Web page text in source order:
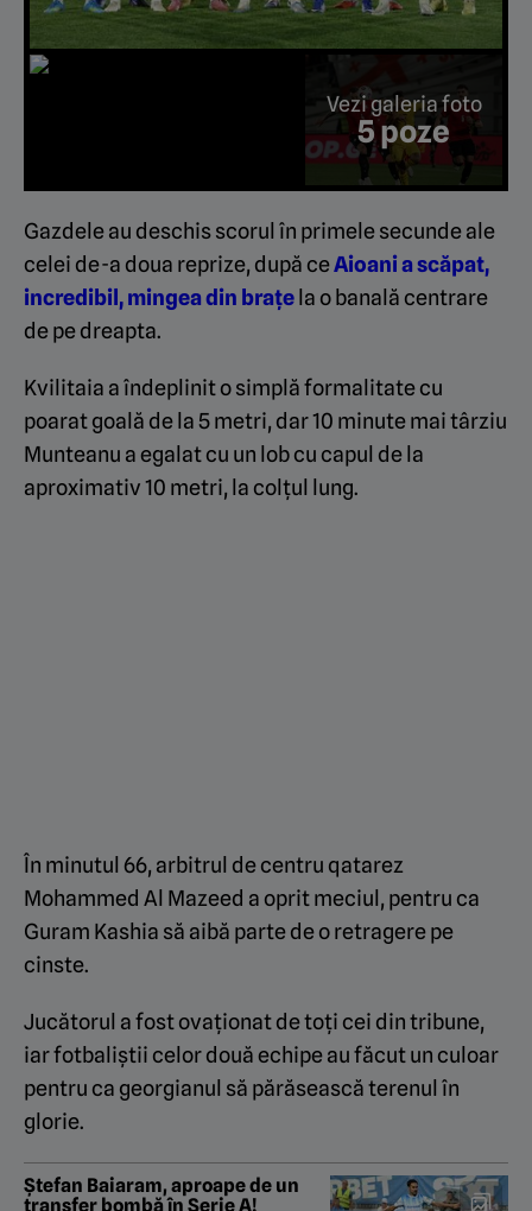
Vezi galeria foto
5 poze
Gazdele au deschis scorul în primele secunde ale
celei de-a doua reprize, după ceAioani a scăpat,
incredibil, mingea din brațe la o banală centrare
de pe dreapta.
Kvilitaia a îndeplinit o simplă formalitate cu
poarat goală de la 5 metri, dar 10 minute mai târziu
Munteanu a egalat cu un lob cu capul de la
aproximativ 10 metri, la colțul lung.
În minutul 66, arbitrul de centru qatarez
Mohammed Al Mazeed a oprit meciul, pentru ca
Guram Kashia să aibă parte de o retragere pe
cinste.
Jucătorul a fost ovaționat de toți cei din tribune,
iar fotbaliștii celor două echipe au făcut un culoar
pentru ca georgianul să părăsească terenul în
glorie.
Ștefan Baiaram, aproape de un
transfer bombă în Serie A!